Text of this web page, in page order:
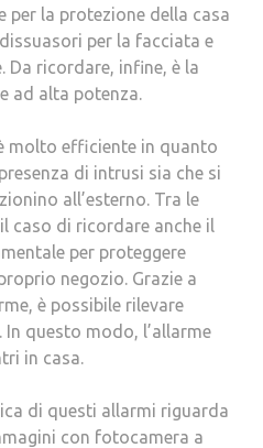
per la protezione della casa
per la facciata e
Da ricordare, infine, è la
ad alta potenza.
molto efficiente in quanto
di intrusi sia che si
all’esterno. Tra le
caso di ricordare anche il
per proteggere
negozio. Grazie a
è possibile rilevare
In questo modo, l’allarme
in casa.
di questi allarmi riguarda
con fotocamera a